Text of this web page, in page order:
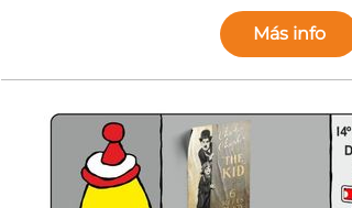
Más info